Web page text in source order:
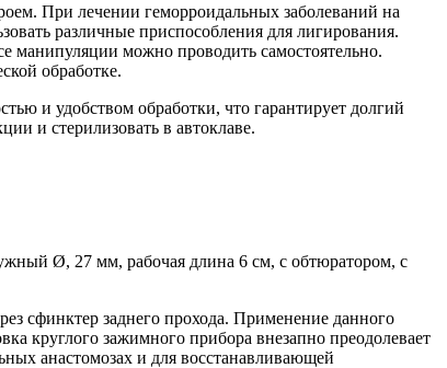
При лечении геморроидальных заболеваний на
различные приспособления для лигирования.
можно проводить самостоятельно.
обработке.
и удобством обработки, что гарантирует долгий
и стерилизовать в автоклаве.
Ø, 27 мм, рабочая длина 6 см, с обтюратором, с
сфинктер заднего прохода. Применение данного
круглого зажимного прибора внезапно преодолевает
анастомозах и для восстанавливающей